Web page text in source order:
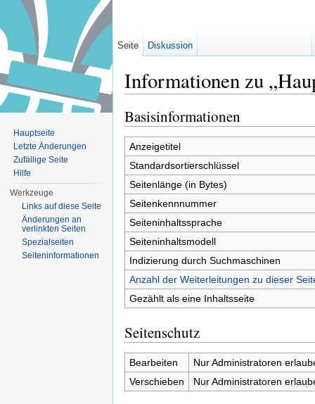
Informationen zu
Basisinformationen
Anzeigetitel
Standardsortierschlüssel
Seitenlänge (in Bytes)
Seitenkennnummer
Seiteninhaltssprache
Seiteninhaltsmodell
Indizierung durch Suchmaschinen
Anzahl der Weiterleitungen zu dieser
Gezählt als eine Inhaltsseite
Seitenschutz
Bearbeiten
Nur Administratoren
Verschieben
Nur Administratoren
Seite Diskussion
Hauptseite
Letzte Änderungen
Zufällige Seite
Hilfe
Werkzeuge
Links auf diese Seite
Änderungen an
verlinkten Seiten
Spezialseiten
Seiten­informationen